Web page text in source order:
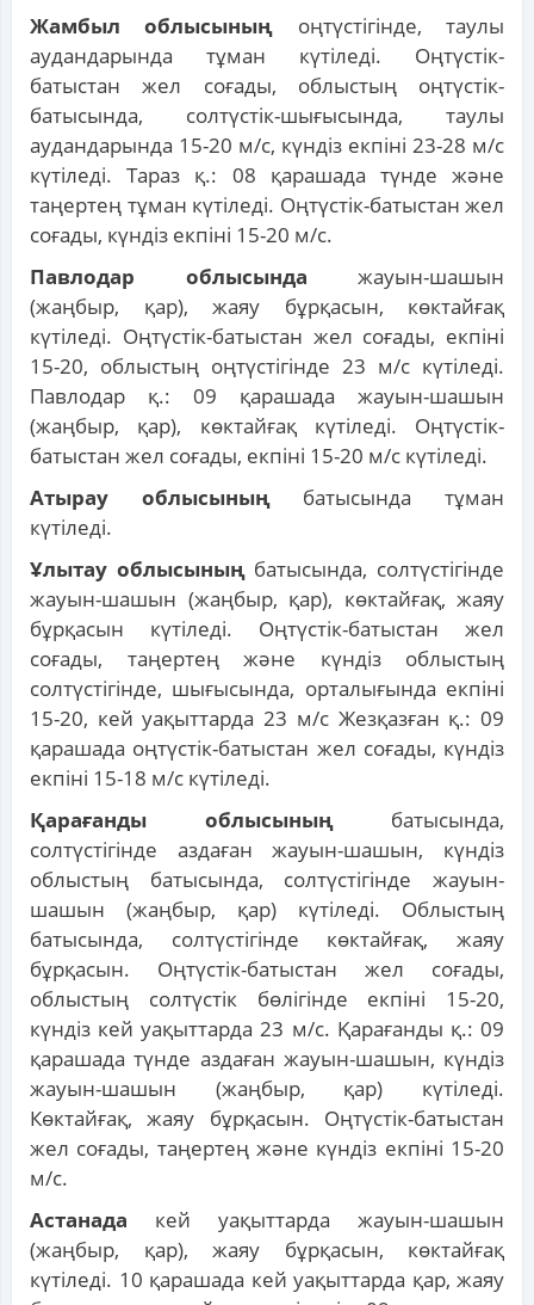
Жамбыл облысының оңтүстігінде, таулы
аудандарында тұман күтіледі. Оңтүстік-
батыстан жел соғады, облыстың оңтүстік-
батысында, солтүстік-шығысында, таулы
аудандарында 15-20 м/с, күндіз екпіні 23-28 м/с
күтіледі. Тараз қ.: 08 қарашада түнде және
таңертең тұман күтіледі. Оңтүстік-батыстан жел
соғады, күндіз екпіні 15-20 м/с.
Павлодар облысында жауын-шашын
(жаңбыр, қар), жаяу бұрқасын, көктайғақ
күтіледі. Оңтүстік-батыстан жел соғады, екпіні
15-20, облыстың оңтүстігінде 23 м/с күтіледі.
Павлодар қ.: 09 қарашада жауын-шашын
(жаңбыр, қар), көктайғақ күтіледі. Оңтүстік-
батыстан жел соғады, екпіні 15-20 м/с күтіледі.
Атырау облысыныңбатысында тұман
күтіледі.
Ұлытау облысының батысында, солтүстігінде
жауын-шашын (жаңбыр, қар), көктайғақ, жаяу
бұрқасын күтіледі. Оңтүстік-батыстан жел
соғады, таңертең және күндіз облыстың
солтүстігінде, шығысында, орталығында екпіні
15-20, кей уақыттарда 23 м/с Жезқазған қ.: 09
қарашада оңтүстік-батыстан жел соғады, күндіз
екпіні 15-18 м/с күтіледі.
Қарағанды облысының батысында,
солтүстігінде аздаған жауын-шашын, күндіз
облыстың батысында, солтүстігінде жауын-
шашын (жаңбыр, қар) күтіледі. Облыстың
батысында, солтүстігінде көктайғақ, жаяу
бұрқасын. Оңтүстік-батыстан жел соғады,
облыстың солтүстік бөлігінде екпіні 15-20,
күндіз кей уақыттарда 23 м/с. Қарағанды қ.: 09
қарашада түнде аздаған жауын-шашын, күндіз
жауын-шашын (жаңбыр, қар) күтіледі.
Көктайғақ, жаяу бұрқасын. Оңтүстік-батыстан
жел соғады, таңертең және күндіз екпіні 15-20
м/с.
Астанада кей уақыттарда жауын-шашын
(жаңбыр, қар), жаяу бұрқасын, көктайғақ
күтіледі. 10 қарашада кей уақыттарда қар, жаяу